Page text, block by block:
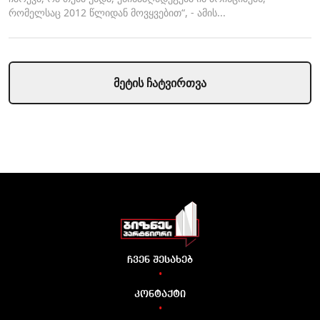
კალაძე "ინტერ რაოს" დასანქცირებაზე
რომელსაც 2012 წლიდან მოვყვებით“, - ამის...
მეტის ჩატვირთვა
ჩვენ შესახებ
•
კონტაქტი
•